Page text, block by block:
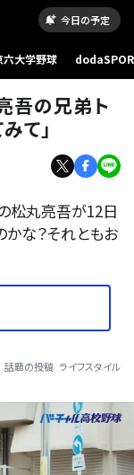
今日の予定
六大学野球
吾の兄弟ト
て」
松丸亮吾が12日
かな？それともお
話題の投稿 ライフスタイル